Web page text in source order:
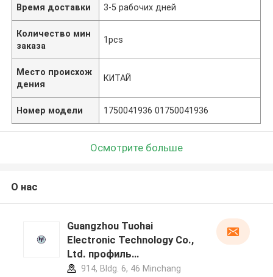
Время доставки 3-5 рабочих дней
Количество мин
заказа
1pcs
Место происхож
дения
КИТАЙ
Номер модели 1750041936 01750041936
Осмотрите больше
О нас
Guangzhou Tuohai
Electronic Technology Co.,
Ltd. профиль
производителя
914, Bldg. 6, 46 Minchang